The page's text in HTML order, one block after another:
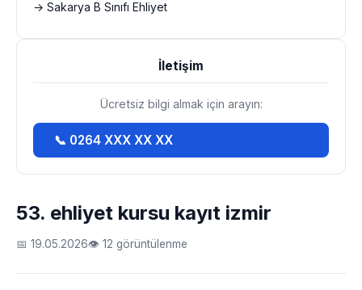
53. ehliyet kursu kayıt izmir
📅 19.05.2026👁 12 görüntülenme
→ Sakarya B Sınıfı Ehliyet
İletişim
Ücretsiz bilgi almak için arayın:
📞 0264 XXX XX XX